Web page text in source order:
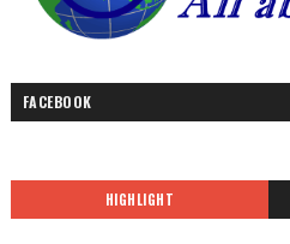
FACEBOOK
HIGHLIGHT